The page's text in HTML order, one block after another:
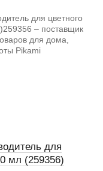
для
мл (259356)